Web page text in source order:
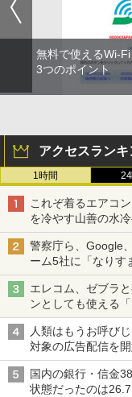
無料で使えるWi-
3つのポイント
アクセスランキ
1時間
これぞ着るエアコ
を冷やす山善の水
ち・ざ・ろーど！
警察庁ら、Google
ーム5社に「なり
真や映像を使った
エレコム、ゼブラ
ンとしても使える
も、持ち替えずに
人類はもうお呼び
対象の広告配信を開
国内の銀行・信金
状態だったのは